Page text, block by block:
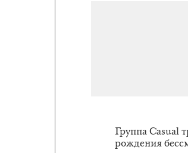
Группа Casual
рождения